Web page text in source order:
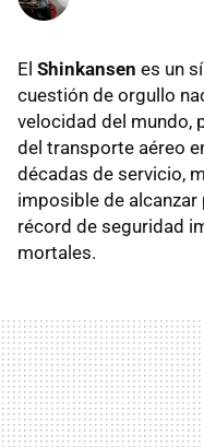
El Shinkansen es un
cuestión de orgullo
velocidad del mundo,
del transporte aéreo
décadas de servicio,
imposible de alcanzar
récord de seguridad
mortales.